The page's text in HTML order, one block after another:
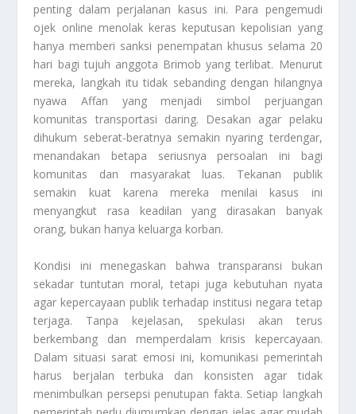
penting dalam perjalanan kasus ini. Para pengemudi
ojek online menolak keras keputusan kepolisian yang
hanya memberi sanksi penempatan khusus selama 20
hari bagi tujuh anggota Brimob yang terlibat. Menurut
mereka, langkah itu tidak sebanding dengan hilangnya
nyawa Affan yang menjadi simbol perjuangan
komunitas transportasi daring. Desakan agar pelaku
dihukum seberat-beratnya semakin nyaring terdengar,
menandakan betapa seriusnya persoalan ini bagi
komunitas dan masyarakat luas. Tekanan publik
semakin kuat karena mereka menilai kasus ini
menyangkut rasa keadilan yang dirasakan banyak
orang, bukan hanya keluarga korban.
Kondisi ini menegaskan bahwa transparansi bukan
sekadar tuntutan moral, tetapi juga kebutuhan nyata
agar kepercayaan publik terhadap institusi negara tetap
terjaga. Tanpa kejelasan, spekulasi akan terus
berkembang dan memperdalam krisis kepercayaan.
Dalam situasi sarat emosi ini, komunikasi pemerintah
harus berjalan terbuka dan konsisten agar tidak
menimbulkan persepsi penutupan fakta. Setiap langkah